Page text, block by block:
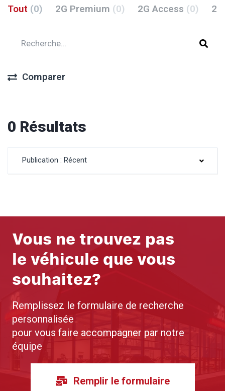
Tout (0) 2G Premium (0) 2G Access (0)
Comparer
0 Résultats
Publication : Récent
Vous ne trouvez pas
le véhicule que vous
souhaitez?
Remplissez le formulaire de recherche
personnalisée
pour vous faire accompagner par notre
équipe
Remplir le formulaire